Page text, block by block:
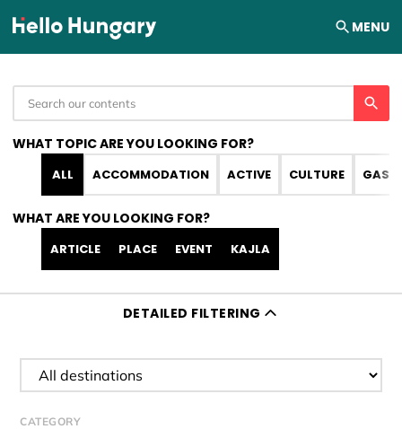
Skip to content MENU
WHAT TOPIC ARE YOU LOOKING FOR?
ALL ACCOMMODATION ACTIVE CULTURE
WHAT ARE YOU LOOKING FOR?
ARTICLE PLACE EVENT KAJLA
DETAILED FILTERING
Filter destination
CATEGORY